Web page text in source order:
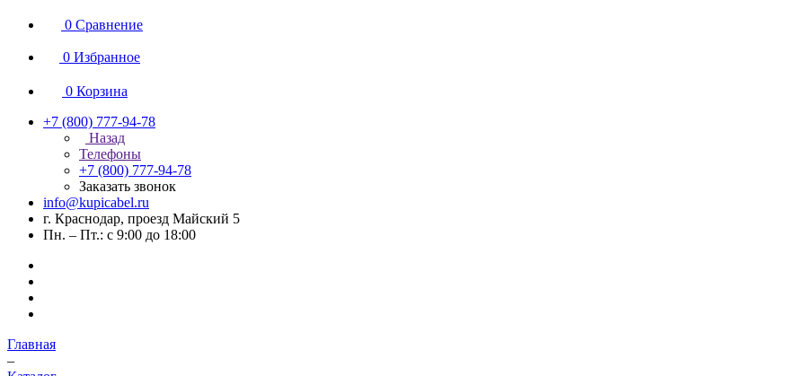
0 Сравнение
0 Избранное
0 Корзина
+7 (800) 777-94-78
Назад
Телефоны
+7 (800) 777-94-78
Заказать звонок
info@kupicabel.ru
г. Краснодар, проезд Майский 5
Пн. – Пт.: с 9:00 до 18:00
Главная
–